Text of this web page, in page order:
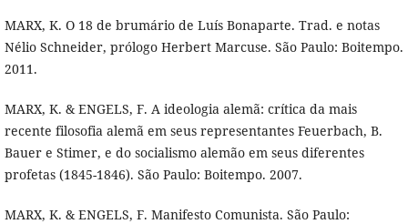
MARX, K. O 18 de brumário de Luís Bonaparte. Trad. e notas
Nélio Schneider, prólogo Herbert Marcuse. São Paulo: Boitempo.
2011.
MARX, K. & ENGELS, F. A ideologia alemã: crítica da mais
recente filosofia alemã em seus representantes Feuerbach, B.
Bauer e Stimer, e do socialismo alemão em seus diferentes
profetas (1845-1846). São Paulo: Boitempo. 2007.
MARX, K. & ENGELS, F. Manifesto Comunista. São Paulo: